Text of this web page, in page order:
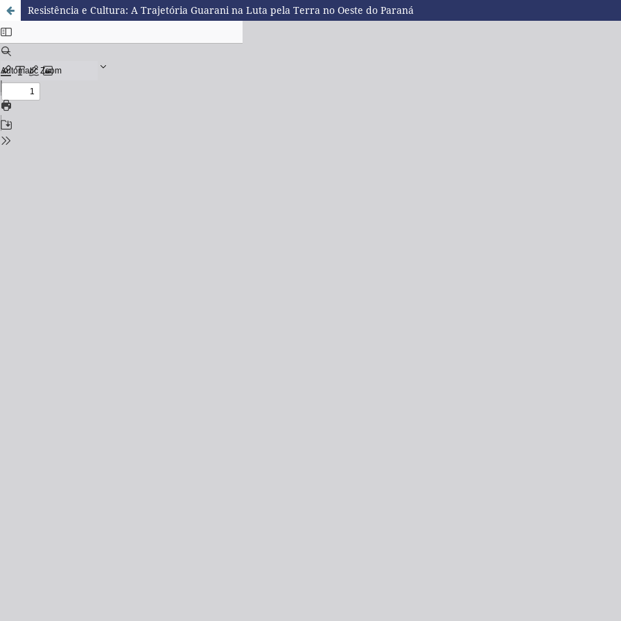
Resistência e Cultura: A Trajetória Guarani na Luta pela Terra no Oeste do Paraná